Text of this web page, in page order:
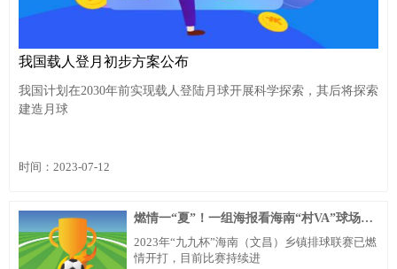
我国载人登月初步方案公布
我国计划在2030年前实现载人登陆月球开展科学探索，其后将探索
建造月球
时间：2023-07-12
燃情一“夏”！一组海报看海南“村VA”球场上的精彩瞬间
2023年“九九杯”海南（文昌）乡镇排球联赛已燃
情开打，目前比赛持续进